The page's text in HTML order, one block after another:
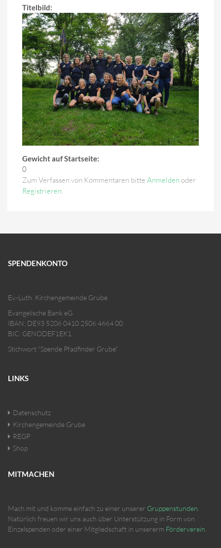
Titelbild:
Gewicht auf Startseite:
0
Zum Verfassen von Kommentaren bitte Anmelden oder
Registrieren
SPENDENKONTO
Ev.-Luth. Kirchengemeinde Grube
Evangelische Bank eG
IBAN: DE93 5206 0410 2506 4664 00
BIC: GENODEF1EK1
Stichwort "Spende Pfadfinder Grube"
LINKS
Datenschutz
Kirchengemeinde Grube
REGP
Shop
MITMACHEN
Mach mit und komme einfach zu einer unserer Gruppenstunden
Natürlich freuen wir uns auch über Unterstützung in Form von
Einzelspenden oder einer Mitgliedschaft in unsererm Förderverein